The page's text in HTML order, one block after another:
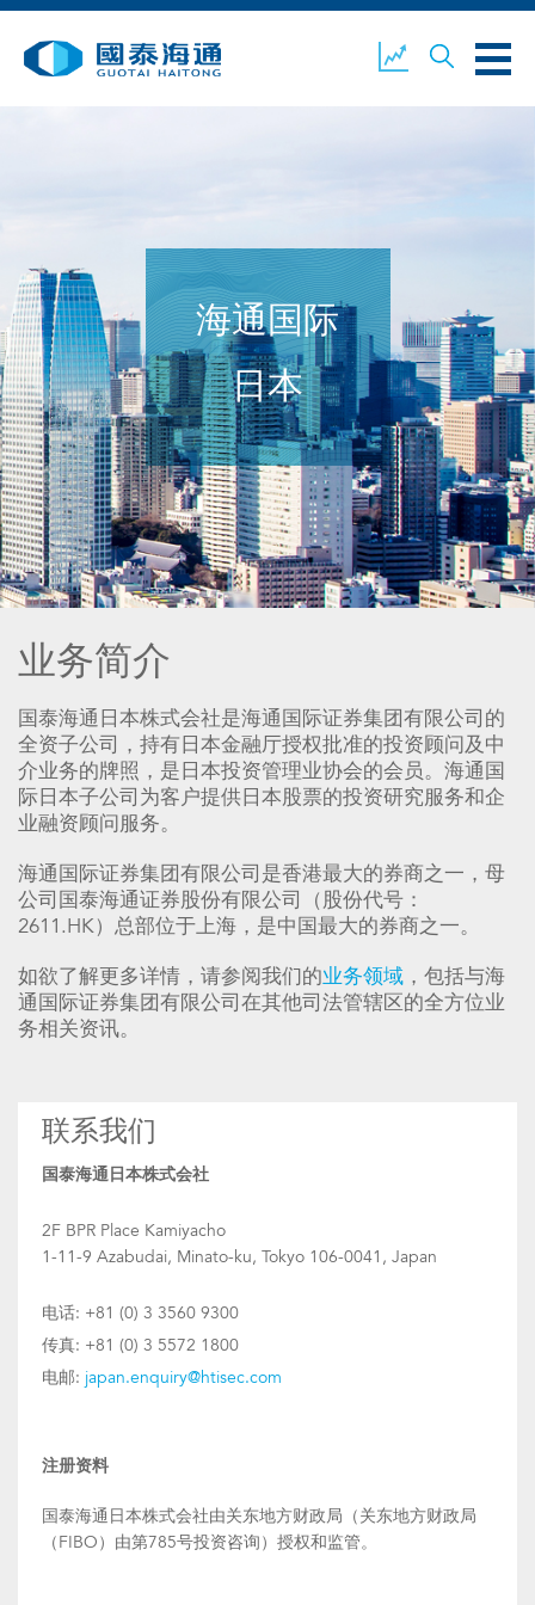
环境、社会及企业管治 国泰海通证券 联络我们
开设户口 客户登入
海通国际
日本
业务简介
国泰海通日本株式会社是海通国际证券集团有限公司的
全资子公司，持有日本金融厅授权批准的投资顾问及中
介业务的牌照，是日本投资管理业协会的会员。海通国
际日本子公司为客户提供日本股票的投资研究服务和企
业融资顾问服务。
海通国际证券集团有限公司是香港最大的券商之一，母
公司国泰海通证券股份有限公司（股份代号：
2611.HK）总部位于上海，是中国最大的券商之一。
如欲了解更多详情，请参阅我们的业务领域 ，包括与海
通国际证券集团有限公司在其他司法管辖区的全方位业
务相关资讯。
联系我们
国泰海通日本株式会社
2F BPR Place Kamiyacho
1-11-9 Azabudai, Minato-ku, Tokyo 106-0041, Japan
电话: +81 (0) 3 3560 9300
传真: +81 (0) 3 5572 1800
电邮: japan.enquiry@htisec.com
注册资料
国泰海通日本株式会社由关东地方财政局（关东地方财政局
（FIBO）由第785号投资咨询）授权和监管。